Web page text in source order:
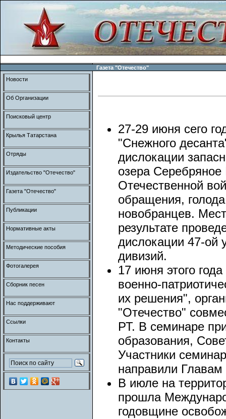
Газета "Отечество"
27-29 июня сего
"Снежного
дислокации
озера
Отечественной
обращения,
новобранцев.
результате
дислокации 47-ой
дивизий.
17 июня этого
военно-
их решения",
"Отечество"
РТ. В семинаре
образования,
Участники
направили Главам
В июле на
прошла
годовщине
Новости
Об Организации
Поисковый центр
Крылья Татарстана
Отряды
Издательство "Отечество"
Газета "Отечество"
Публикации
Нормативные акты
Методические пособия
Фотогалерея
Сборник песен
Нас поддерживают
Ссылки
Контакты